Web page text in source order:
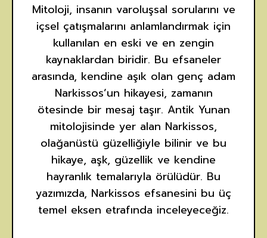
Mitoloji, insanın varoluşsal sorularını ve
içsel çatışmalarını anlamlandırmak için
kullanılan en eski ve en zengin
kaynaklardan biridir. Bu efsaneler
arasında, kendine aşık olan genç adam
Narkissos’un hikayesi, zamanın
ötesinde bir mesaj taşır. Antik Yunan
mitolojisinde yer alan Narkissos,
olağanüstü güzelliğiyle bilinir ve bu
hikaye, aşk, güzellik ve kendine
hayranlık temalarıyla örülüdür. Bu
yazımızda, Narkissos efsanesini bu üç
temel eksen etrafında inceleyeceğiz.